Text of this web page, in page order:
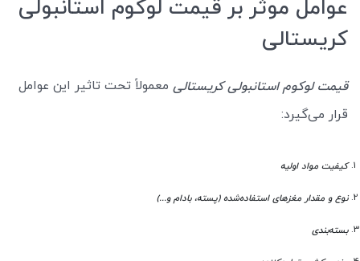
عوامل موثر بر قیمت لوکوم استانبولی
کریستالی
قیمت لوکوم استانبولی کریستالی معمولاً تحت تاثیر این عوامل
قرار می‌گیرد:
کیفیت مواد اولیه
نوع و مقدار مغزهای استفاده‌شده (پسته، بادام و...)
بسته‌بندی